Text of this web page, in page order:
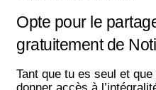
Opte pour le
gratuitement de
Tant que tu es seul et